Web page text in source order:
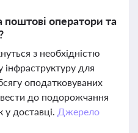
оператори та
з необхідністю
інфраструктуру для
оподатковуваних
до подорожчання
у доставці. Джерело